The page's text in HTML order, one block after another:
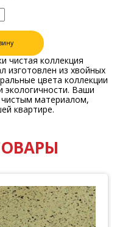
чистая коллекция
изготовлен из хвойных
цвета коллекции
экологичности. Ваши
чистым материалом,
квартире.